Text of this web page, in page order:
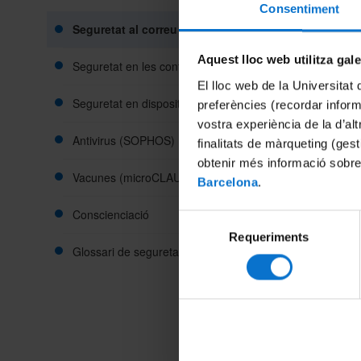
Consentiment
Aquest lloc web utilitza
El lloc web de la Universitat
preferències (recordar
vostra experiència de la
finalitats de màrqueting
obtenir més informació
Barcelona.
consentiment
Requeriments
Seguretat al correu electrònic
Seguretat en les contrasenyes
Seguretat en dispositius mòbils
Antivirus (SOPHOS)
Vacunes (microCLAUDIA)
Conscienciació
Glossari de seguretat
No
els
que
Crea